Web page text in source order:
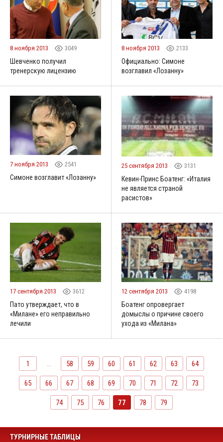
8 ноября 2013 3049
Шевченко получил
тренерскую лицензию
8 ноября 2013 2133
Официально: Симоне
возглавил «Лозанну»
7 ноября 2013 2541
Симоне возглавит «Лозанну»
25 сентября 2013 3131
Кевин-Принс Боатенг: «Италия
не является страной
расистов»
17 сентября 2013 3612
Пато утверждает, что в
«Милане» его неправильно
лечили
12 сентября 2013 4198
Боатенг опровергает
домыслы о причине своего
ухода из «Милана»
1 ... 58 59 60 61 62 63 64
65 66 67 68 69 70 71 72 73
74 75 76 77 78 79
ТУРНИРНЫЕ ТАБЛИЦЫ